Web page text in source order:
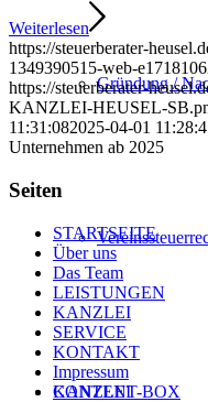
Gründung /
KANZLEI
Weiterlesen
https://steuerberater-
1349390515-web-
https://steuerberater-
KANZLEI-HEUSEL-
11:31:082025-04-01
Unternehmen ab 2025
Seiten
STARTSEITE
Über uns
Das Team
LEISTUNGEN
KANZLEI
SERVICE
KONTAKT
Impressum
CONTENT-BOX